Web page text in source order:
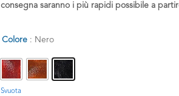
consegna saranno i più rapidi possibile a
Colore : Nero
Svuota